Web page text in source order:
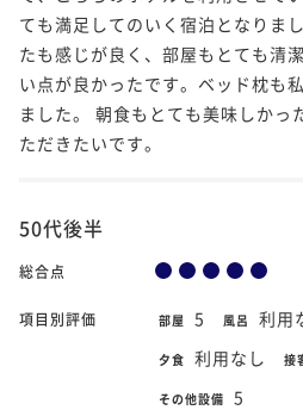
ても満足してのいく宿泊となりま
たも感じが良く、部屋もとても清
い点が良かったです。ベッド枕も
ました。 朝食もとても美味しかっ
ただきたいです。
50代後半
総合点
項目別評価 部屋 5 風呂 利用
夕食 利用なし 接
その他設備 5